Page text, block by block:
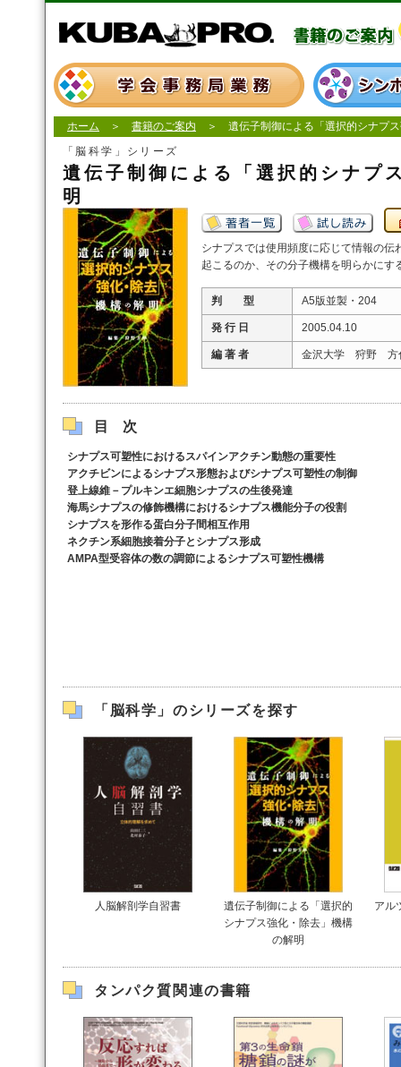
ホーム ＞ 書籍のご案内 ＞ 遺伝子制御による「選択的シナプス
「脳科学」シリーズ
遺伝子制御による「選択的シナプ
明
シナプスでは使用頻度に応じて情報の
起こるのか、その分子機構を明らかに
判 型 A5版並製・204
発 行 日 2005.04.10
編 著 者 金沢大学 狩野 方
目次
シナプス可塑性におけるスパインアクチン動態の重要性
アクチビンによるシナプス形態およびシナプス可塑性の制御
登上線維－プルキンエ細胞シナプスの生後発達
海馬シナプスの修飾機構におけるシナプス機能分子の役割
シナプスを形作る蛋白分子間相互作用
ネクチン系細胞接着分子とシナプス形成
AMPA型受容体の数の調節によるシナプス可塑性機構
「脳科学」のシリーズを探す
人脳解剖学自習書
遺伝子制御による「選択的
シナプス強化・除去」機構
の解明
アル
タンパク質関連の書籍